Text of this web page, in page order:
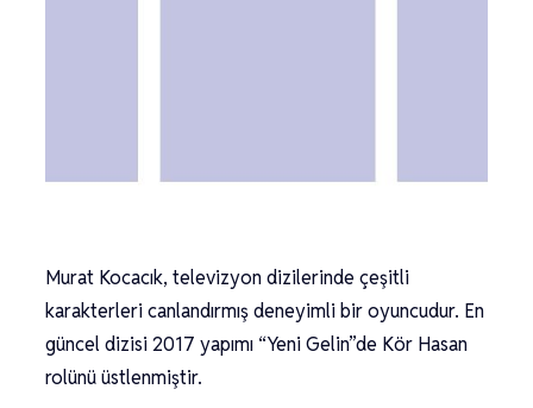
Murat Kocacık, televizyon dizilerinde çeşitli
karakterleri canlandırmış deneyimli bir oyuncudur. En
güncel dizisi 2017 yapımı “Yeni Gelin”de Kör Hasan
rolünü üstlenmiştir.